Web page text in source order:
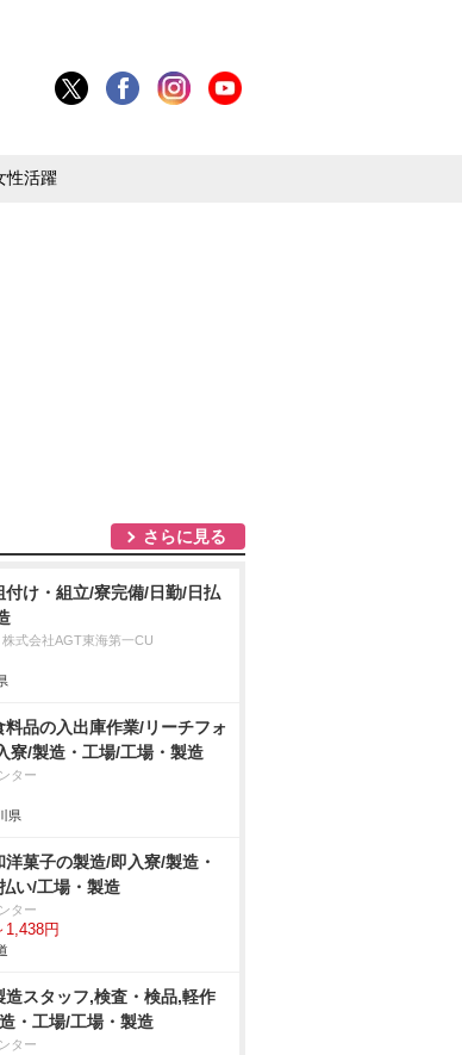
性活躍
さらに見る
付け・組立/寮完備/日勤/日払
式会社AGT東海第一CU
料品の入出庫作業/リーチフォ
寮/製造・工場/工場・製造
ター
県
洋菓子の製造/即入寮/製造・
い/工場・製造
ター
1,438円
造スタッフ,検査・検品,軽作
・工場/工場・製造
ター